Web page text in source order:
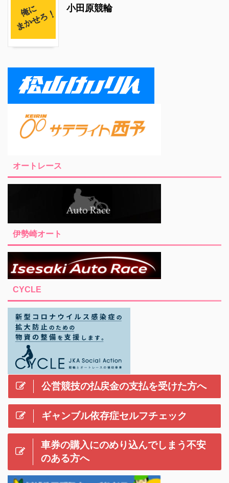
小田原競輪
オートレース
伊勢崎オート
CYCLE
公営競技の払戻金の支払を受けた方へ
ギャンブル依存症セルフチェック
車券の購入にのめり込んでしまう不安
のある方へ